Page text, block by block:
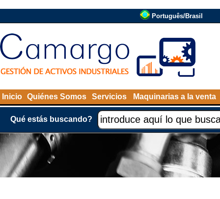
Português/Brasil
Inicio Quiénes Somos Servicios Maquinarias a la venta
Qué estás buscando?